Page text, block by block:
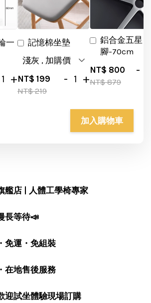
一
+
記憶棉坐墊
NT$ 199
NT$ 219
- +
鋁合金五星
腳-70cm
NT$ 800
NT$ 879
-
加入購物車
艦店 | 人體工學椅專家
長等待📣
免運・免組裝
在地售後服務
迎試坐體驗現場訂購